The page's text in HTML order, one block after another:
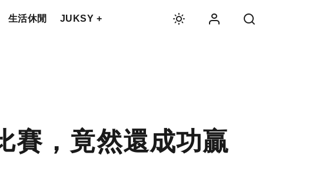
生活休閒 JUKSY +
賽，竟然還成功贏